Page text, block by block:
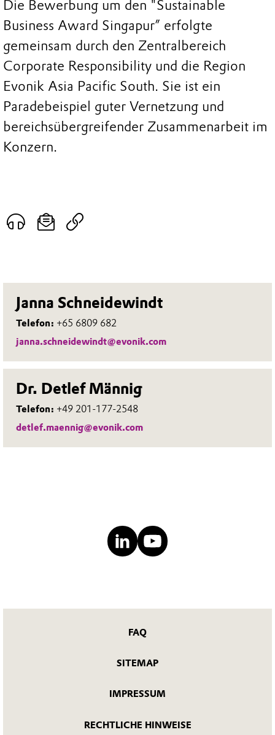
Janna Schneidewindt
Telefon: +65 6809 682
janna.schneidewindt@evonik.com
Dr. Detlef Männig
Telefon: +49 201-177-2548
detlef.maennig@evonik.com
Die Bewerbung um den "Sustainable
Business Award Singapur” erfolgte
gemeinsam durch den Zentralbereich
Corporate Responsibility und die Region
Evonik Asia Pacific South. Sie ist ein
Paradebeispiel guter Vernetzung und
bereichsübergreifender Zusammenarbeit im
Konzern.
FAQ
SITEMAP
IMPRESSUM
RECHTLICHE HINWEISE